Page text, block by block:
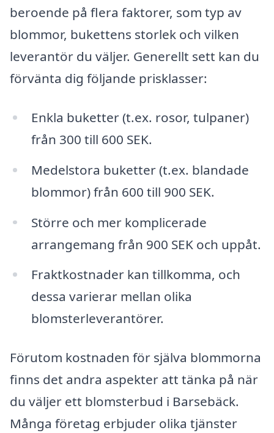
beroende på flera faktorer, som typ av
blommor, bukettens storlek och vilken
leverantör du väljer. Generellt sett kan du
förvänta dig följande prisklasser:
Enkla buketter (t.ex. rosor, tulpaner)
från 300 till 600 SEK.
Medelstora buketter (t.ex. blandade
blommor) från 600 till 900 SEK.
Större och mer komplicerade
arrangemang från 900 SEK och uppåt.
Fraktkostnader kan tillkomma, och
dessa varierar mellan olika
blomsterleverantörer.
Förutom kostnaden för själva blommorna
finns det andra aspekter att tänka på när
du väljer ett blomsterbud i Barsebäck.
Många företag erbjuder olika tjänster